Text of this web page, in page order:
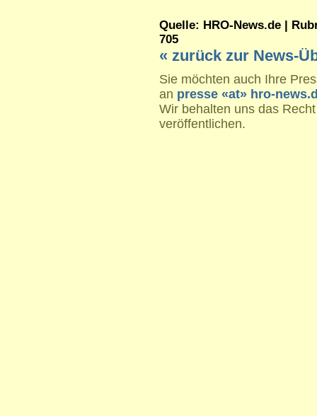
Quelle: HRO-News.de |
705
« zurück zur News-
Sie möchten auch Ihre
an presse «at» hro-
Wir behalten uns das
veröffentlichen.